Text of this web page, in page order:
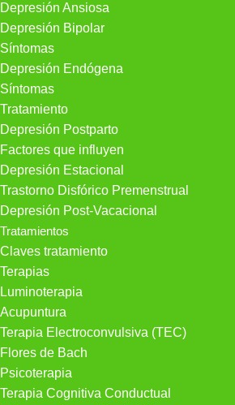
Depresión Ansiosa
Depresión Bipolar
Síntomas
Depresión Endógena
Síntomas
Tratamiento
Depresión Postparto
Factores que influyen
Depresión Estacional
Trastorno Disfórico Premenstrual
Depresión Post-Vacacional
Tratamientos
Claves tratamiento
Terapias
Luminoterapia
Acupuntura
Terapia Electroconvulsiva (TEC)
Flores de Bach
Psicoterapia
Terapia Cognitiva Conductual